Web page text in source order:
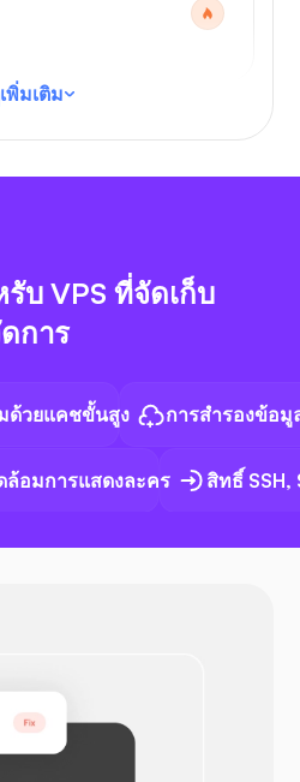
พิ่มเติม
บ VPS ที่จัดเก็บ
การ
แคชขั้นสูง การสำรองข้อมูลอัต
มการแสดงละคร สิทธิ์ SSH,